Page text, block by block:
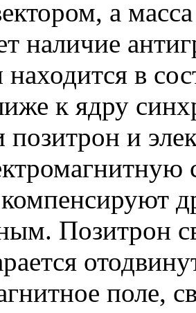
а
наличие
в
к ядру
позитрон и
Позитрон
поле,